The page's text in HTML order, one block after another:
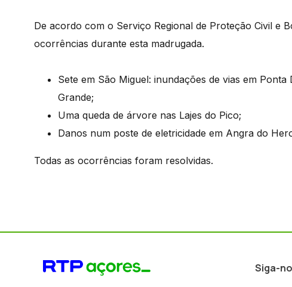
De acordo com o Serviço Regional de Proteção Civil e
ocorrências durante esta madrugada.
Sete em São Miguel: inundações de vias em
Grande;
Uma queda de árvore nas Lajes do Pico;
Danos num poste de eletricidade em Angra do
Todas as ocorrências foram resolvidas.
Siga-